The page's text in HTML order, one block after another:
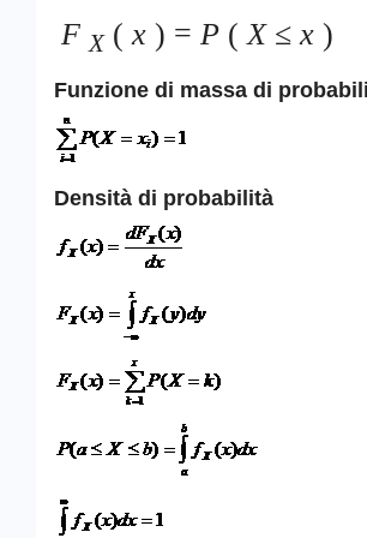
F X( x ) = P ( X≤ x )
Funzione di massa di
Densità di probabilità